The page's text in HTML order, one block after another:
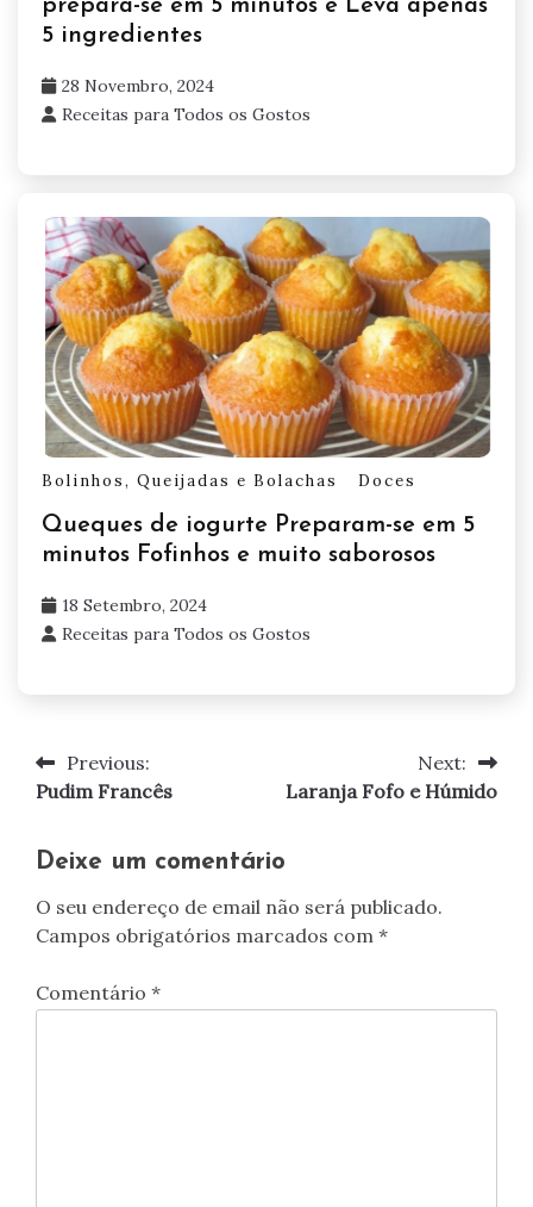
prepara-se em 5 minutos e Leva apenas
5 ingredientes
28 Novembro, 2024
Receitas para Todos os Gostos
Bolinhos, Queijadas e Bolachas Doces
Queques de iogurte Preparam-se em 5
minutos Fofinhos e muito saborosos
18 Setembro, 2024
Receitas para Todos os Gostos
Navegação
artigos
Previous:
Pudim Francês
Next:
Laranja Fofo e Húmido
Deixe um comentário
O seu endereço de email não será publicado.
Campos obrigatórios marcados com *
Comentário *